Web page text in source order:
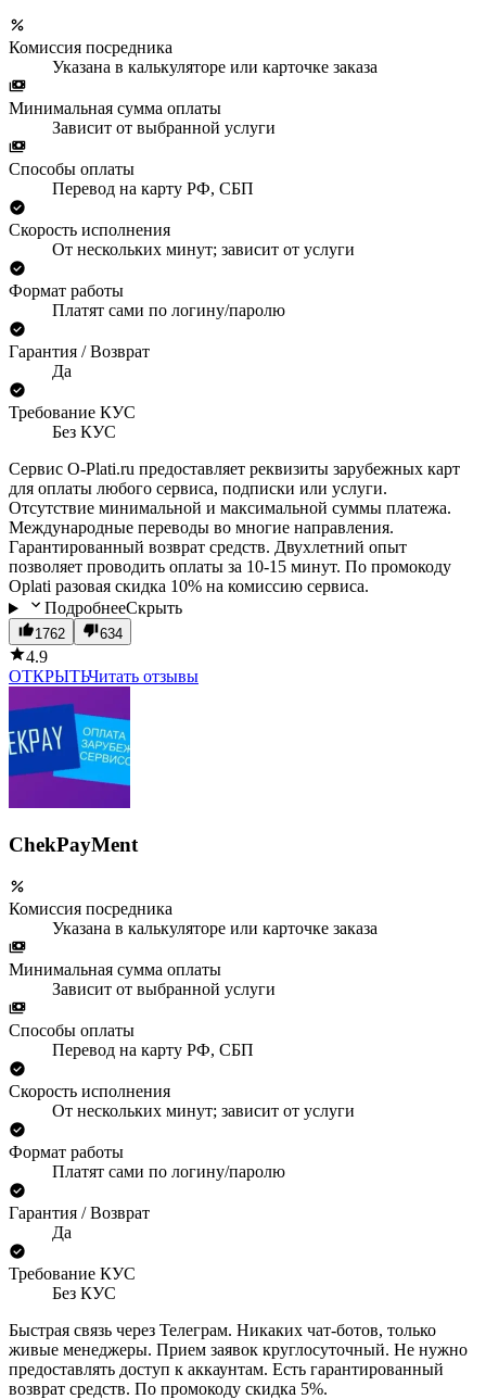
Комиссия посредника
Указана в калькуляторе или карточке заказа
Минимальная сумма оплаты
Зависит от выбранной услуги
Способы оплаты
Перевод на карту РФ, СБП
Скорость исполнения
От нескольких минут; зависит от услуги
Формат работы
Платят сами по логину/паролю
Гарантия / Возврат
Да
Требование КУС
Без КУС
Сервис O-Plati.ru предоставляет реквизиты зарубежных карт
для оплаты любого сервиса, подписки или услуги.
Отсутствие минимальной и максимальной суммы платежа.
Международные переводы во многие направления.
Гарантированный возврат средств. Двухлетний опыт
позволяет проводить оплаты за 10-15 минут. По промокоду
Oplati разовая скидка 10% на комиссию сервиса.
ПодробнееСкрыть
1762 634
4.9
ОТКРЫТЬЧитать отзывы
ChekPayMent
Комиссия посредника
Указана в калькуляторе или карточке заказа
Минимальная сумма оплаты
Зависит от выбранной услуги
Способы оплаты
Перевод на карту РФ, СБП
Скорость исполнения
От нескольких минут; зависит от услуги
Формат работы
Платят сами по логину/паролю
Гарантия / Возврат
Да
Требование КУС
Без КУС
Быстрая связь через Телеграм. Никаких чат-ботов, только
живые менеджеры. Прием заявок круглосуточный. Не нужно
предоставлять доступ к аккаунтам. Есть гарантированный
возврат средств. По промокоду скидка 5%.